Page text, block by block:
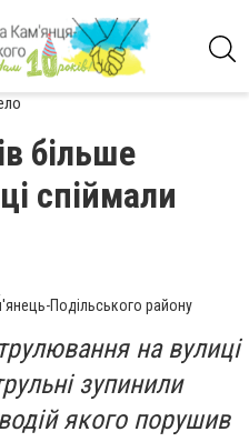
більше
спіймали
Подільського району
на вулиці
зупинили
якого порушив